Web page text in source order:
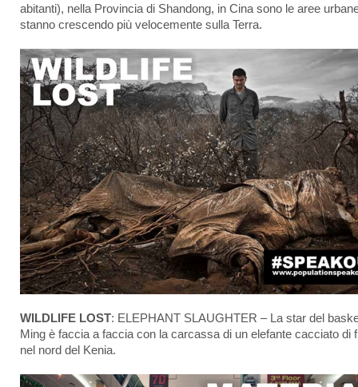
abitanti), nella Provincia di Shandong, in Cina sono le aree
stanno crescendo più velocemente sulla Terra.
WILDLIFE LOST: ELEPHANT SLAUGHTER – La star del
Ming è faccia a faccia con la carcassa di un elefante cacciato di
nel nord del Kenia.